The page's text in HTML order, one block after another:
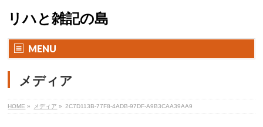
リハと雑記の島
MENU
メディア
HOME » メディア » 2C7D113B-77F8-4ADB-97DF-A9B3CAA39AA9